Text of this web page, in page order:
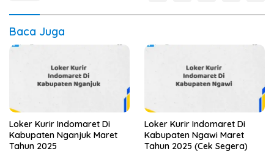
Baca Juga
Loker Kurir Indomaret Di
Kabupaten Nganjuk Maret
Tahun 2025
Loker Kurir Indomaret Di
Kabupaten Ngawi Maret
Tahun 2025 (Cek Segera)